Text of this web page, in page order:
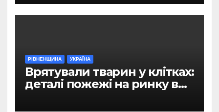
РІВНЕНЩИНА УКРАЇНА
Врятували тварин у клітках:
деталі пожежі на ринку в